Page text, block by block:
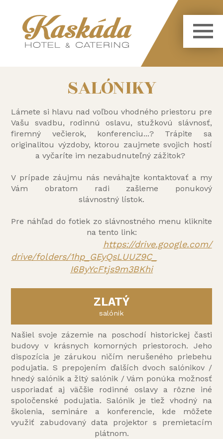
SALÓNIKY
Lámete si hlavu nad voľbou vhodného priestoru pre
Vašu svadbu, rodinnú oslavu, stužkovú slávnosť,
firemný večierok, konferenciu...? Trápite sa
originalitou výzdoby, ktorou zaujmete svojich hostí
a vyčaríte im nezabudnuteľný zážitok?
V prípade záujmu nás neváhajte kontaktovať a my
Vám obratom radi zašleme ponukový
slávnostný lístok.
Pre náhľad do fotiek zo slávnostného menu kliknite
na tento link:
https://drive.google.com/
drive/folders/1hp_GEyQsLUUZ9C_
I6ByYcFtjs9m3BKhi
ZLATÝ
salónik
Našiel svoje zázemie na poschodí historickej časti
budovy v krásnych komorných priestoroch. Jeho
dispozícia je zárukou ničím nerušeného priebehu
podujatia. S prepojením ďalších dvoch salónikov /
hnedý salónik a žltý salónik / Vám ponúka možnosť
usporiadať aj väčšie rodinné oslavy a rôzne iné
spoločenské podujatia. Salónik je tiež vhodný na
školenia, semináre a konferencie, kde môžete
využiť zabudovaný data projektor s premietacím
plátnom.